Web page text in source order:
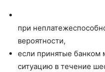
при
вероятности,
если принятые банком
ситуацию в течение